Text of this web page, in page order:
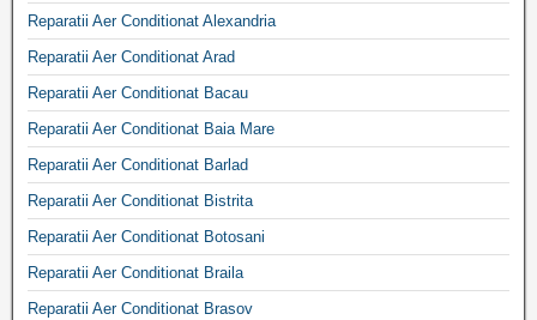
Reparatii Aer Conditionat Alexandria
Reparatii Aer Conditionat Arad
Reparatii Aer Conditionat Bacau
Reparatii Aer Conditionat Baia Mare
Reparatii Aer Conditionat Barlad
Reparatii Aer Conditionat Bistrita
Reparatii Aer Conditionat Botosani
Reparatii Aer Conditionat Braila
Reparatii Aer Conditionat Brasov